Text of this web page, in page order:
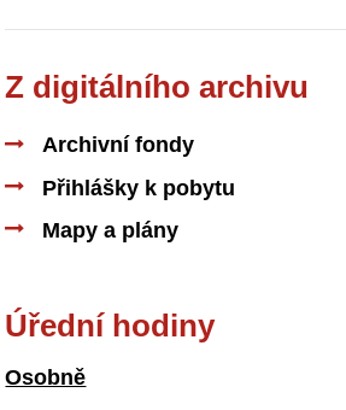
Z digitálního archivu
Archivní fondy
Přihlášky k pobytu
Mapy a plány
Úřední hodiny
Osobně